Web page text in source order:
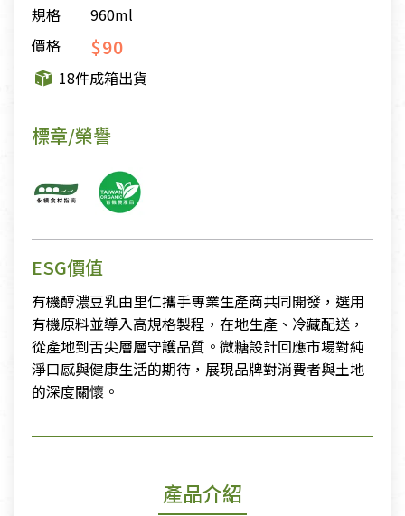
規格
960ml
價格
$90
18件成箱出貨
標章/榮譽
ESG價值
有機醇濃豆乳由里仁攜手專業生產商共同開發，選用
有機原料並導入高規格製程，在地生產、冷藏配送，
從產地到舌尖層層守護品質。微糖設計回應市場對純
淨口感與健康生活的期待，展現品牌對消費者與土地
的深度關懷。
產品介紹